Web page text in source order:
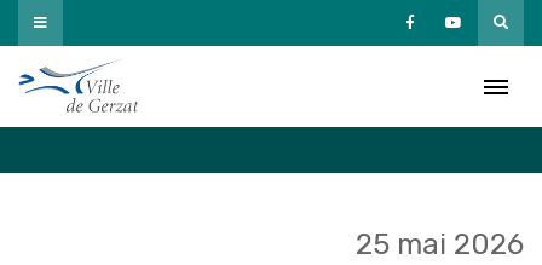
Passer
au
contenu
25 mai 2026